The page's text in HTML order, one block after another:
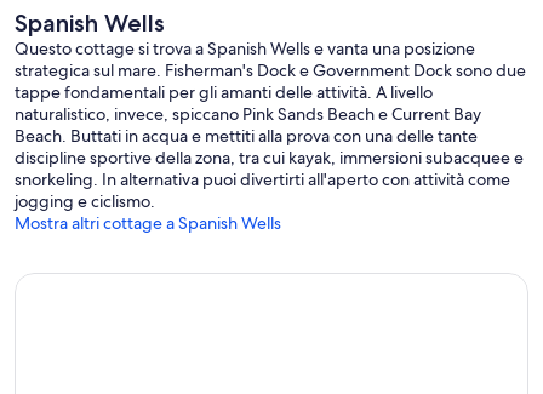
Spanish Wells
Questo cottage si trova a Spanish Wells e vanta una posizione
strategica sul mare. Fisherman's Dock e Government Dock sono due
tappe fondamentali per gli amanti delle attività. A livello
naturalistico, invece, spiccano Pink Sands Beach e Current Bay
Beach. Buttati in acqua e mettiti alla prova con una delle tante
discipline sportive della zona, tra cui kayak, immersioni subacquee e
snorkeling. In alternativa puoi divertirti all'aperto con attività come
jogging e ciclismo.
Mostra altri cottage a Spanish Wells